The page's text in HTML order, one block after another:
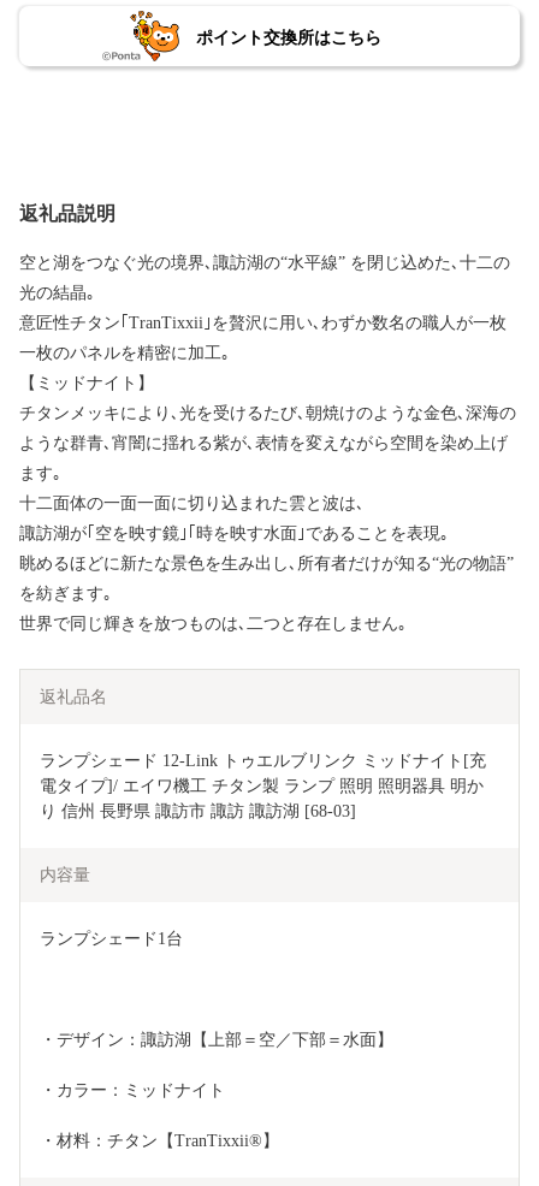
ポイント交換所はこちら
返礼品説明
空と湖をつなぐ光の境界､諏訪湖の“水平線” を閉じ込めた､十二の
光の結晶｡
意匠性チタン｢TranTixxii｣を贅沢に用い､わずか数名の職人が一枚
一枚のパネルを精密に加工｡
【ミッドナイト】
チタンメッキにより､光を受けるたび､朝焼けのような金色､深海の
ような群青､宵闇に揺れる紫が､表情を変えながら空間を染め上げ
ます｡
十二面体の一面一面に切り込まれた雲と波は､
諏訪湖が｢空を映す鏡｣｢時を映す水面｣であることを表現｡
眺めるほどに新たな景色を生み出し､所有者だけが知る“光の物語”
を紡ぎます｡
世界で同じ輝きを放つものは､二つと存在しません｡
返礼品名
ランプシェード 12-Link トゥエルブリンク ミッドナイト[充
電タイプ]/ エイワ機工 チタン製 ランプ 照明 照明器具 明か
り 信州 長野県 諏訪市 諏訪 諏訪湖 [68-03]
内容量
ランプシェード1台
・デザイン：諏訪湖【上部＝空／下部＝水面】
・カラー：ミッドナイト
・材料：チタン【TranTixxii®】